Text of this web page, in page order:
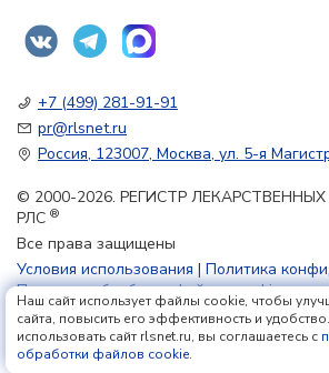
+7 (499) 281-91-91
pr@rlsnet.ru
Россия, 123007, Москва, ул. 5-я
© 2000-2026. РЕГИСТР
РЛС ®
Все права защищены
Условия использования | Политика
Политика обработки файлов cookie
Наш сайт использует файлы cookie, чтобы
сайта, повысить его эффективность и
использовать сайт rlsnet.ru, вы соглашаетесь с
обработки файлов cookie.